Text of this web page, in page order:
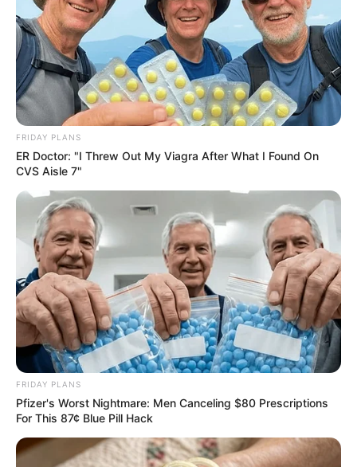
FRIDAY PLANS
ER Doctor: "I Threw Out My Viagra After What I Found On
CVS Aisle 7"
FRIDAY PLANS
Pfizer's Worst Nightmare: Men Canceling $80 Prescriptions
For This 87¢ Blue Pill Hack